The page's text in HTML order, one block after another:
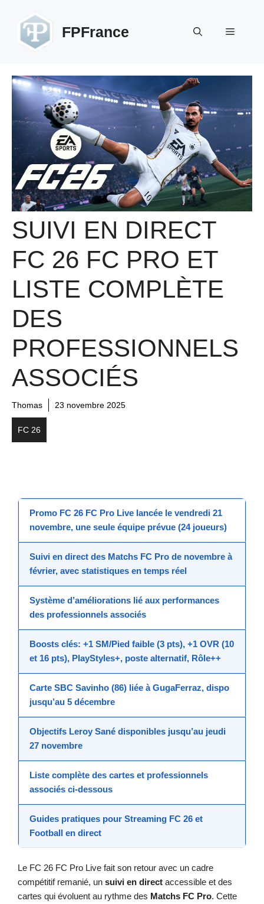
contenu
FPFrance Menu
SUIVI EN DIRECT
FC 26 FC PRO ET
LISTE COMPLÈTE
DES
PROFESSIONNELS
ASSOCIÉS
Thomas 23 novembre 2025
FC 26
Promo FC 26 FC Pro Live lancée le vendredi 21
novembre, une seule équipe prévue (24 joueurs)
Suivi en direct des Matchs FC Pro de novembre à
février, avec statistiques en temps réel
Système d’améliorations lié aux performances
des professionnels associés
Boosts clés: +1 SM/Pied faible (3 pts), +1 OVR (10
et 16 pts), PlayStyles+, poste alternatif, Rôle++
Carte SBC Savinho (86) liée àGugaFerraz, dispo
jusqu’au 5 décembre
Objectifs Leroy Sané disponibles jusqu’au jeudi
27 novembre
Liste complète des cartes et professionnels
associés ci-dessous
Guides pratiques pour Streaming FC 26 et
Football en direct
Le FC 26 FC Pro Live fait son retour avec un cadre
compétitif remanié, un suivi en direct accessible et des
cartes qui évoluent au rythme des Matchs FC Pro. Cette